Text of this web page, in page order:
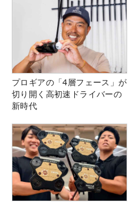
プロギアの「4層フェース」が
切り開く高初速ドライバーの
新時代